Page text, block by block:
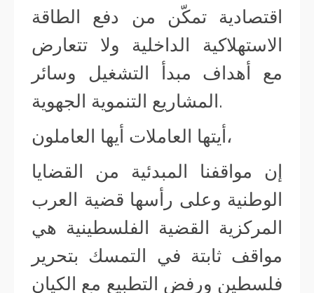
اقتصادية تمكّن من دفع الطاقة
الاستهلاكية الداخلية ولا تتعارض
مع أهداف مبدأ التشغيل وسائر
المشاريع التنموية الجهوية.
أيتها العاملات أيها العاملون،
إن مواقفنا المبدئية من القضايا
الوطنية وعلى رأسها قضية العرب
المركزية القضية الفلسطينية هي
مواقف ثابتة في التمسك بتحرير
فلسطين ورفض التطبيع مع الكيان